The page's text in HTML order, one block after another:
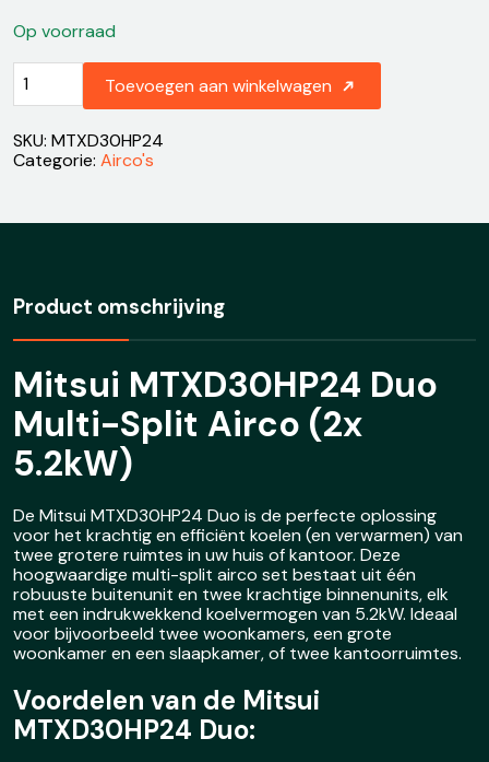
Op voorraad
Mitsui
MTXD30HP24
Duo
Multi-
Split
Airco
aantal
Toevoegen aan winkelwagen
SKU: MTXD30HP24
Categorie: Airco's
Product omschrijving
Mitsui MTXD30HP24 Duo
Multi-Split Airco (2x
5.2kW)
De Mitsui MTXD30HP24 Duo is de perfecte oplossing
voor het krachtig en efficiënt koelen (en verwarmen) van
twee grotere ruimtes in uw huis of kantoor. Deze
hoogwaardige multi-split airco set bestaat uit één
robuuste buitenunit en twee krachtige binnenunits, elk
met een indrukwekkend koelvermogen van 5.2kW. Ideaal
voor bijvoorbeeld twee woonkamers, een grote
woonkamer en een slaapkamer, of twee kantoorruimtes.
Voordelen van de Mitsui
MTXD30HP24 Duo: